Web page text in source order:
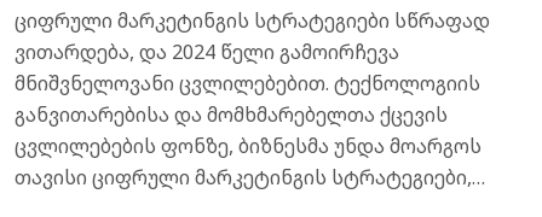
ციფრული მარკეტინგის სტრატეგიები სწრაფად
ვითარდება, და 2024 წელი გამოირჩევა
მნიშვნელოვანი ცვლილებებით. ტექნოლოგიის
განვითარებისა და მომხმარებელთა ქცევის
ცვლილებების ფონზე, ბიზნესმა უნდა მოარგოს
თავისი ციფრული მარკეტინგის სტრატეგიები,…